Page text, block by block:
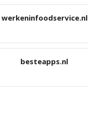
werkeninfoodservice.nl
besteapps.nl